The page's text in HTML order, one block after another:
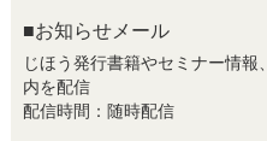
■お知らせメール
じほう発行書籍やセミナー情
内を配信
配信時間：随時配信